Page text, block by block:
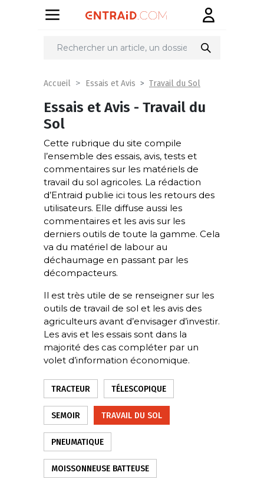
Accueil Essais et Avis Travail du Sol
Essais et Avis - Travail du
Sol
Cette rubrique du site compile
l’ensemble des essais, avis, tests et
commentaires sur les matériels de
travail du sol agricoles. La rédaction
d’Entraid publie ici tous les retours des
utilisateurs. Elle diffuse aussi les
commentaires et les avis sur les
derniers outils de toute la gamme. Cela
va du matériel de labour au
déchaumage en passant par les
décompacteurs.
Il est très utile de se renseigner sur les
outils de travail de sol et les avis des
agriculteurs avant d’envisager d’investir.
Les avis et les essais sont dans la
majorité des cas compléter par un
volet d’information économique.
TRACTEUR TÉLESCOPIQUE
SEMOIR TRAVAIL DU SOL
PNEUMATIQUE
MOISSONNEUSE BATTEUSE